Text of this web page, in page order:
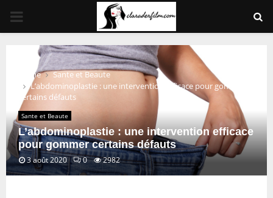
PRIMARY
MENU
Home
Sante et Beaute
L’abdominoplastie : une intervention efficace pour gommer
certains défauts
Sante et Beaute
L’abdominoplastie : une intervention efficace
pour gommer certains défauts
3 août 2020 0 2982